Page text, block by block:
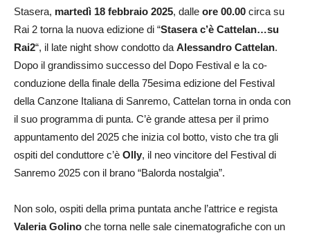
Stasera, martedì 18 febbraio 2025, dalle ore 00.00 circa su
Rai 2 torna la nuova edizione di “Stasera c’è Cattelan…su
Rai2“, il late night show condotto da Alessandro Cattelan.
Dopo il grandissimo successo del Dopo Festival e la co-
conduzione della finale della 75esima edizione del Festival
della Canzone Italiana di Sanremo, Cattelan torna in onda con
il suo programma di punta. C’è grande attesa per il primo
appuntamento del 2025 che inizia col botto, visto che tra gli
ospiti del conduttore c’è Olly, il neo vincitore del Festival di
Sanremo 2025 con il brano “Balorda nostalgia”.
Non solo, ospiti della prima puntata anche l’attrice e regista
Valeria Golino che torna nelle sale cinematografiche con un